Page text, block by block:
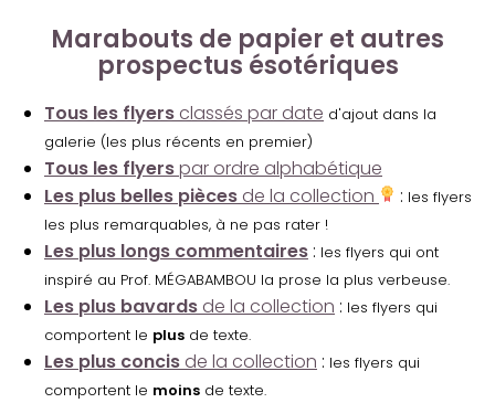
Marabouts de papier et autres
prospectus ésotériques
Tous les flyers classés par date d'ajout dans la
galerie (les plus récents en premier)
Tous les flyerspar ordre alphabétique
Les plus belles pièces de la collection : les flyers
les plus remarquables, à ne pas rater !
Les plus longs commentaires : les flyers qui ont
inspiré au Prof. MÉGABAMBOU la prose la plus verbeuse.
Les plus bavards de la collection : les flyers qui
comportent le plus de texte.
Les plus concis de la collection : les flyers qui
comportent le moins de texte.